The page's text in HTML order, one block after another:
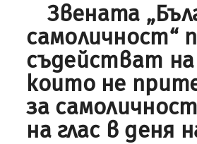
Звената
самоличност“
съдействат на
които не
за
на глас в деня